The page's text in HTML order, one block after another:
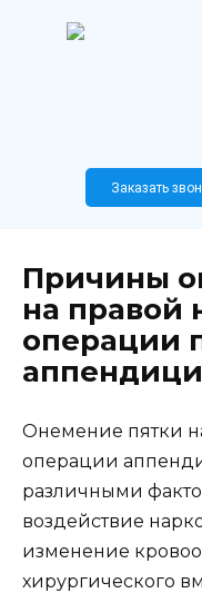
Заказать
Причины
на правой
операции
Онемение пятки
операции
различными
воздействие
изменение
хирургического